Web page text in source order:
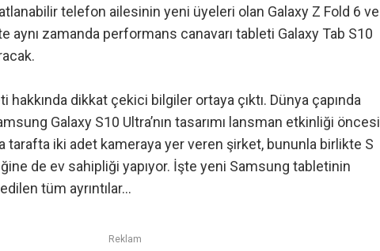
telefon ailesinin yeni üyeleri olan Galaxy Z Fold 6 ve
aynı zamanda performans canavarı tableti Galaxy Tab S10
hakkında dikkat çekici bilgiler ortaya çıktı. Dünya çapında
Galaxy S10 Ultra’nın tasarımı lansman etkinliği öncesi
tarafta iki adet kameraya yer veren şirket, bununla birlikte S
de ev sahipliği yapıyor. İşte yeni Samsung tabletinin
tüm ayrıntılar…
Reklam